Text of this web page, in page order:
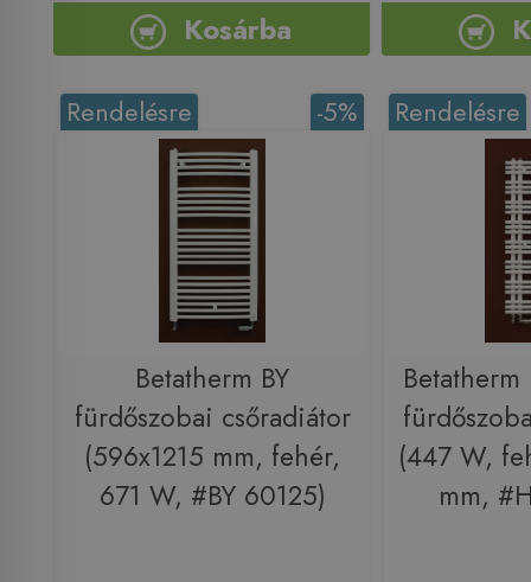
Kosárba
-5%
Rendelésre
Betatherm BY
fürdőszobai csőradiátor
(596x1215 mm, fehér,
671 W, #BY 60125)
Rendelésre
(447 W,
mm,